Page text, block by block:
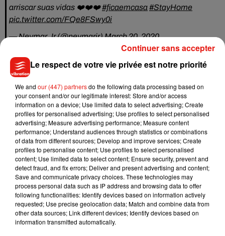
arriscar suas vidas ❤️❤️❤️#ficaemcasa#StayHome
pic.twitter.com/FQe8FSwy0i
— Neymar Jr (@neymarjr)March 20, 2020
Musique
5 août 2026
Benny Blanco invite Selena Gomez et
Becky G sur son nouveau single
4 août 2026
Tiny Desk invite Charlie Puth pour une
live session solaire
Le respect de votre vie privée est notre priorité
We and our (447) partnersdo the following data processing based on
your consent and/or our legitimate interest: Store and/or access
information on a device; Use limited data to select advertising; Create
profiles for personalised advertising; Use profiles to select personalised
advertising; Measure advertising performance; Measure content
performance; Understand audiences through statistics or combinations
of data from different sources; Develop and improve services; Create
profiles to personalise content; Use profiles to select personalised
content; Use limited data to select content; Ensure security, prevent and
detect fraud, and fix errors; Deliver and present advertising and content;
Save and communicate privacy choices. These technologies may
process personal data such as IP address and browsing data to offer
following functionalities: Identify devices based on information actively
requested; Use precise geolocation data; Match and combine data from
other data sources; Link different devices; Identify devices based on
information transmitted automatically.
Continuer sans accepter